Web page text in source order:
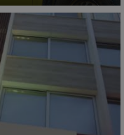
YouTube